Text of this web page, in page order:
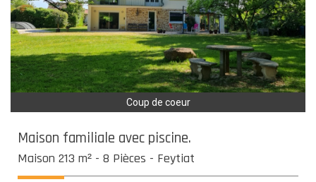
Coup de coeur
Maison familiale avec piscine.
Maison 213 m² - 8 Pièces - Feytiat